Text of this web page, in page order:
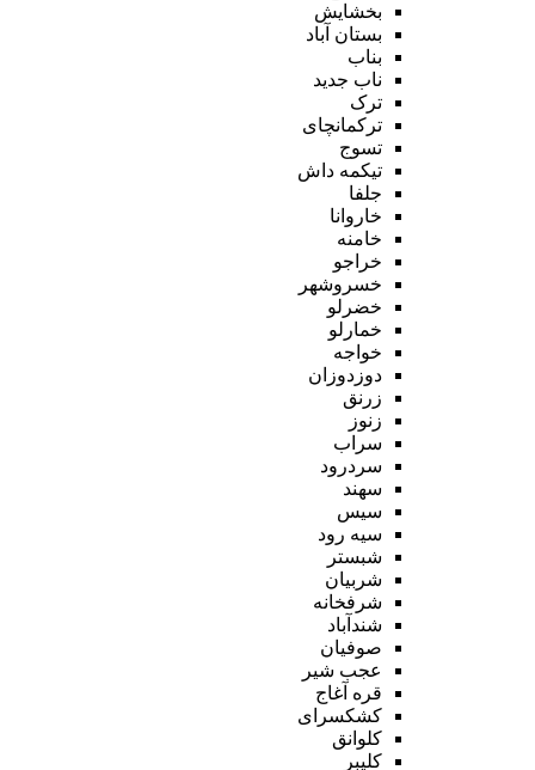
بخشایش
بستان آباد
بناب
ناب جدید
ترک
ترکمانچای
تسوج
تیکمه داش
جلفا
خاروانا
خامنه
خراجو
خسروشهر
خضرلو
خمارلو
خواجه
دوزدوزان
زرنق
زنوز
سراب
سردرود
سهند
سیس
سیه رود
شبستر
شربیان
شرفخانه
شندآباد
صوفیان
عجب شیر
قره آغاج
کشکسرای
کلوانق
کلیبر